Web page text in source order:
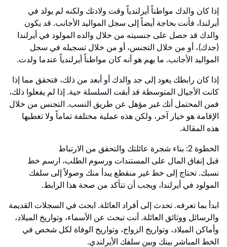
إذا كان والدك مواطناً أيرلندياً وقت ولادتك ولكنه لم يولد في
أيرلندا، فأنت بحاجة أيضاً إلى سجل المواليد الأجانب. قد يكون
والدك قد حصل على جنسيته من خلال والده المولود في أيرلندا
(جدك)، أو من خلال التجنس، أو من خلال تسجيله في سجل
المواليد الأجانب. ما يهم هو أنه كان مواطناً أيرلندياً عندما ولدت.
إذا كان رابطك يعود إلى جد والدك أو أبعد من ذلك، فتحقق مما إذا
كانت الأجيال المتوسطة قد أبقت السلسلة حية. إذا لم يفعلوا ذلك،
فمن المحتمل أنك غير مؤهل عن طريق النسب. التجنس من خلال
الإقامة هو خيار آخر، ولكن هذه عملية مختلفة تماماً ولا تغطيها
هذه المقالة.
الخطوة 2: بناء شجرة عائلتك والتحقق من الارتباط
قبل إنفاق المال على المستندات ورسوم الطلب، ارسم خط
نسبك. تحتاج إلى خط غير منقطع يبدأ منك وصولاً إلى سلفك
المولود في أيرلندا، ويجب أن تتأكد من صحة هذا الرابط.
ابدأ بما تعرفه. تحدث إلى أفراد العائلة. ابحث في السجلات القديمة
والرسائل ووثائق العائلة. أنت تبحث عن الأسماء، وتواريخ الميلاد،
وأماكن الميلاد، وتواريخ الزواج، وتواريخ الوفاة لكل شخص في
الخط المباشر بينك وبين سلفك الأيرلندي.